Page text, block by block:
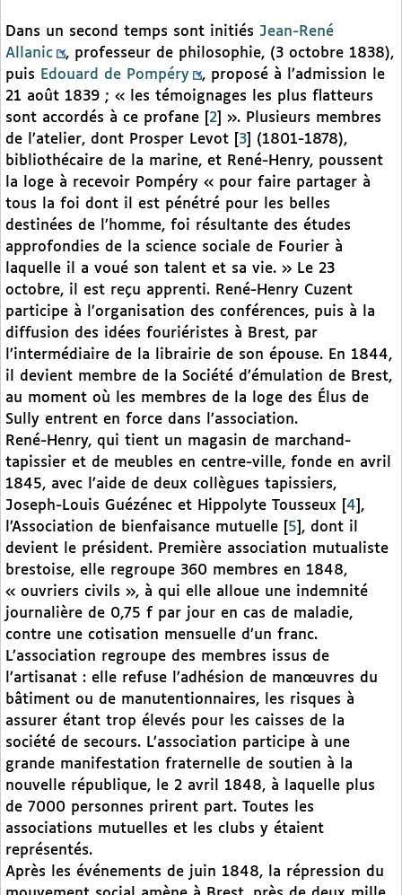
Dans un second temps sont initiés Jean-René
Allanic
, professeur de philosophie, (3 octobre 1838),
puis Edouard de Pompéry
, proposé à l’admission le
21 août 1839 ; « les témoignages les plus flatteurs
sont accordés à ce profane
2
». Plusieurs membres
de l’atelier, dont Prosper Levot
3
(1801-1878),
bibliothécaire de la marine, et René-Henry, poussent
la loge à recevoir Pompéry « pour faire partager à
tous la foi dont il est pénétré pour les belles
destinées de l’homme, foi résultante des études
approfondies de la science sociale de Fourier à
laquelle il a voué son talent et sa vie. » Le 23
octobre, il est reçu apprenti. René-Henry Cuzent
participe à l’organisation des conférences, puis à la
diffusion des idées fouriéristes à Brest, par
l’intermédiaire de la librairie de son épouse. En 1844,
il devient membre de la Société d’émulation de Brest,
au moment où les membres de la loge des Élus de
Sully entrent en force dans l’association.
René-Henry, qui tient un magasin de marchand-
tapissier et de meubles en centre-ville, fonde en avril
1845, avec l’aide de deux collègues tapissiers,
Joseph-Louis Guézénec et Hippolyte Tousseux
4 ,
l’Association de bienfaisance mutuelle
5 , dont il
devient le président. Première association mutualiste
brestoise, elle regroupe 360 membres en 1848,
« ouvriers civils », à qui elle alloue une indemnité
journalière de 0,75 f par jour en cas de maladie,
contre une cotisation mensuelle d’un franc.
L’association regroupe des membres issus de
l’artisanat : elle refuse l’adhésion de manœuvres du
bâtiment ou de manutentionnaires, les risques à
assurer étant trop élevés pour les caisses de la
société de secours. L’association participe à une
grande manifestation fraternelle de soutien à la
nouvelle république, le 2 avril 1848, à laquelle plus
de 7000 personnes prirent part. Toutes les
associations mutuelles et les clubs y étaient
représentés.
Après les événements de juin 1848, la répression du